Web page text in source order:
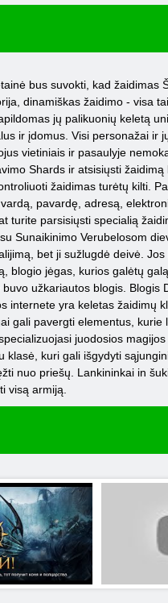
bus suvokti, kad žaidimas
dinamiškas žaidimo - visa
jų palikuonių keletą
ir įdomus. Visi personažai ir
vietiniais ir pasaulyje
Shards ir atsisiųsti
žaidimas turėtų kilti.
pavardę, adresą,
turite parsisiųsti specialią
Sunaikinimo Verubelosom
bet ji sužlugdė deivė.
blogio jėgas, kurios galėtų
užkariautos blogis. Blogis
internete yra keletas žaidimų
gali pavergti elementus,
juodosios
klasė, kuri gali išgydyti
nuo priešų. Lankininkai in
visą armiją.